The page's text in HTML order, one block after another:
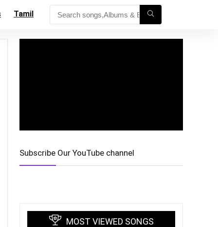
Tamil
Subscribe Our YouTube channel
MOST VIEWED SONGS